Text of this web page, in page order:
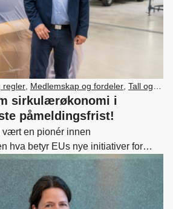
regler Medlemskap og fordeler Tall og
sirkulærøkonomi i
påmeldingsfrist!
vært en pionér innen
hva betyr EUs nye initiativer for
står det egentlig til med bruken
og hvilke utfordringer møter